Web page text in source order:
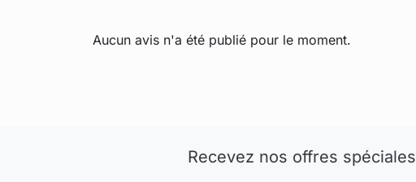
Aucun avis n'a été publié pour le moment.
Recevez nos offres spéciales